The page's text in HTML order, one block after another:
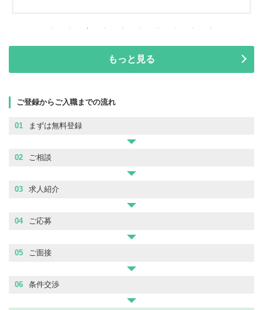
もっと見る
ご登録からご入職までの流れ
01 まずは無料登録
02 ご相談
03 求人紹介
04 ご応募
05 ご面接
06 条件交渉